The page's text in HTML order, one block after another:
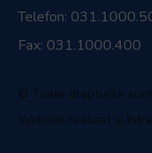
Telefon:
Fax: 031.1000.400
© Toate drepturile
Website realizat și